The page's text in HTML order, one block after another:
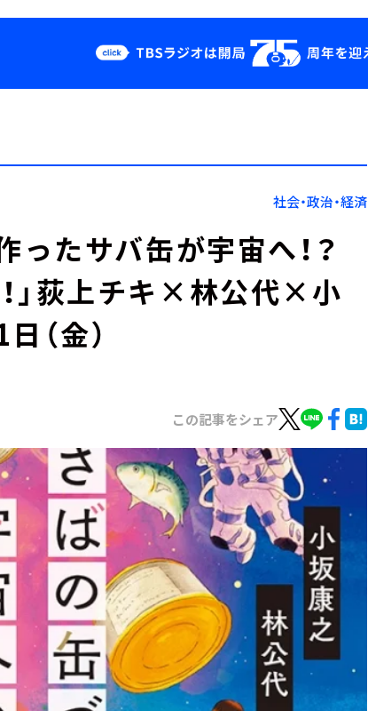
Podcast
YouTube
会社情報社会・政治・経済
ったサバ缶が宇宙へ！？
」荻上チキ×林公代×小
（金）
この記事をシェア